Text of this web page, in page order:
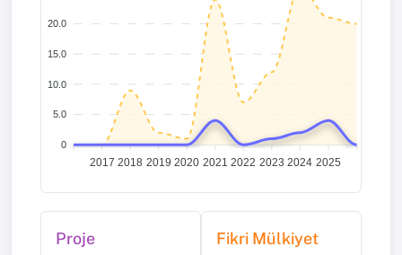
20.0
15.0
10.0
5.0
0
2017 2018 2019 2020 2021 2022 2023 2024 2025
Proje Fikri Mülkiyet